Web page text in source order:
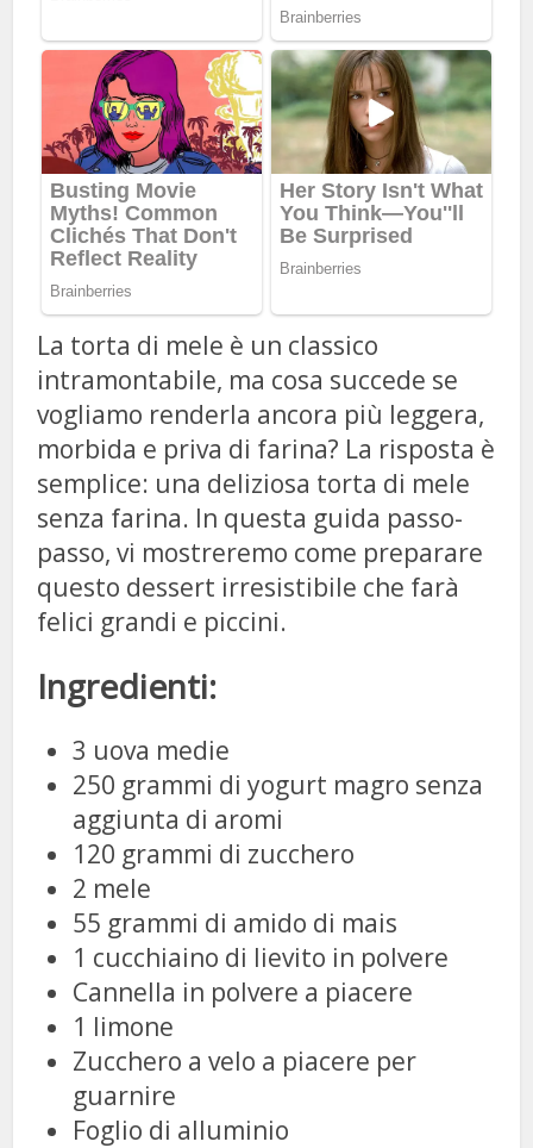
La torta di mele è un classico
intramontabile, ma cosa succede se
vogliamo renderla ancora più leggera,
morbida e priva di farina? La risposta è
semplice: una deliziosa torta di mele
senza farina. In questa guida passo-
passo, vi mostreremo come preparare
questo dessert irresistibile che farà
felici grandi e piccini.
Ingredienti:
3 uova medie
250 grammi di yogurt magro senza
aggiunta di aromi
120 grammi di zucchero
2 mele
55 grammi di amido di mais
1 cucchiaino di lievito in polvere
Cannella in polvere a piacere
1 limone
Zucchero a velo a piacere per
guarnire
Foglio di alluminio